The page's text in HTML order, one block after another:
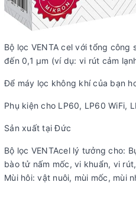
Bộ lọc VENTA cel với tổng
đến 0,1 µm (ví dụ: vi rút cảm
Để máy lọc không khí của bạn
Phụ kiện cho LP60, LP60 WiFi,
Sản xuất tại Đức
Bộ lọc VENTAcel lý tưởng cho:
bào tử nấm mốc, vi khuẩn, vi
Mùi hôi: vật nuôi, mùi mốc, mùi